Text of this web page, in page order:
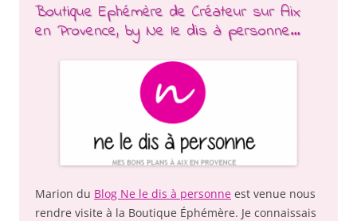
Boutique Ephémère de Créateur sur Aix
en Provence, by Ne le dis à personne…
Marion du Blog Ne le dis à personne est venue nous
rendre visite à la Boutique Éphémère. Je connaissais